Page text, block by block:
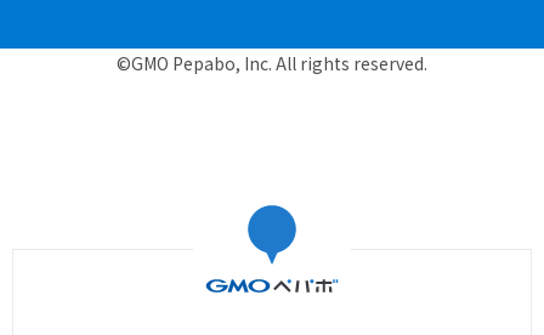
©GMO Pepabo, Inc. All rights reserved.